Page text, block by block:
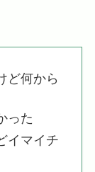
ど何から
った
イマイチ